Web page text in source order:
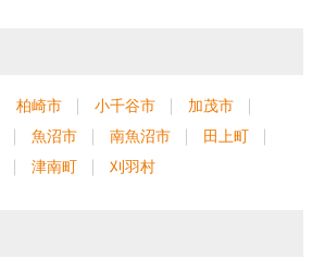
柏崎市 小千谷市
加茂市
魚沼市 南魚沼市
田上町
津南町 刈羽村